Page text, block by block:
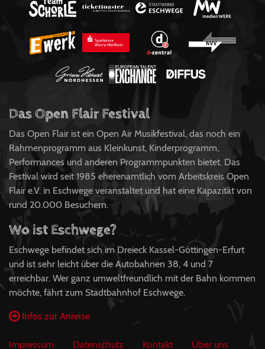
Das Open Flair Festival
Das Open Flair ist ein Open Air Musikfestival, das noch ein
Rahmenprogramm aus Kleinkunst, Kinderprogramm,
Performances und anderen Programmpunkten bietet. Das
Festival wird seit 1985 eherenamtlich vom Arbeitskreis Open
Flair e.V. in Eschwege veranstaltet und hat eine Kapazität von
rund 20.000 Besuchern.
Wo ist Eschwege?
Eschwege befindet sich im Dreieck Kassel-Göttingen-Erfurt
und ist sehr leicht über die Autobahnen 38, 4 und 7
erreichbar. Wer ganz umweltfreundlich mit der Bahn kommen
möchte, fährt zum Stadtbahnhof Eschwege.
Infos zur Anreise
Impressum Datenschutz Kontakt Über uns